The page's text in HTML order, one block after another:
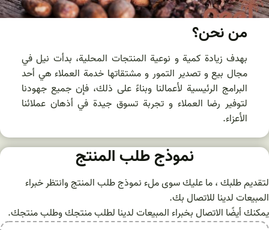
من نحن؟
بهدف زيادة كمية و نوعية المنتجات المحلية، بدأت نیل في
مجال بيع و تصدير التمور و مشتقاتها خدمة العملاء هي أحد
البرامج الرئيسية لأعمالنا وبناءً على ذلك، فإن جميع جهودنا
لتوفير رضا العملاء و تجربة تسوق جيدة في أذهان عملائنا
الأعزاء.
نموذج طلب المنتج
لتقديم طلبك ، ما عليك سوى ملء نموذج طلب المنتج وانتظر خبراء
المبيعات لدينا للاتصال بك.
يمكنك أيضًا الاتصال بخبراء المبيعات لدينا لطلب منتجك وطلب منتجك.